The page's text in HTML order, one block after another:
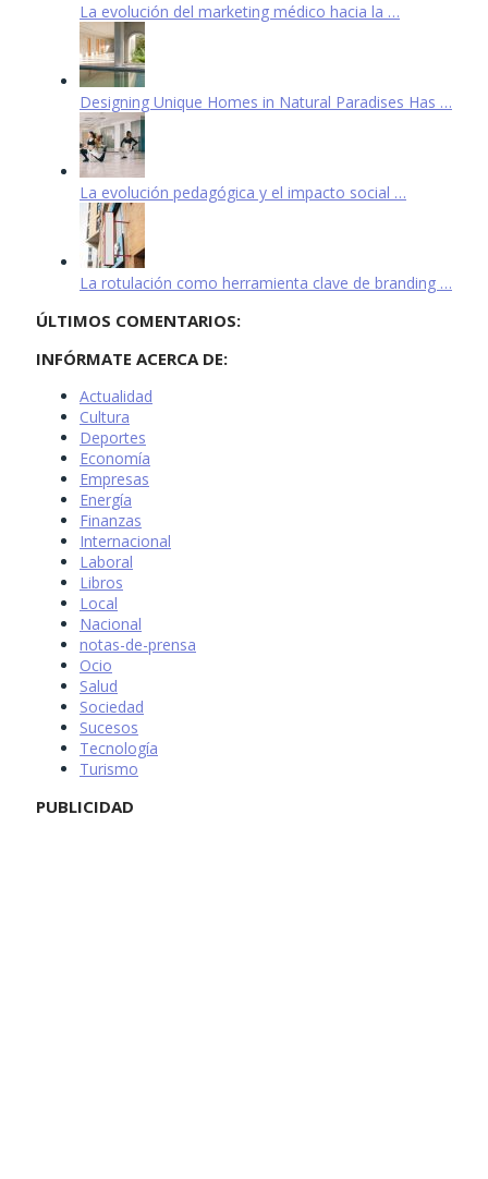
La evolución del marketing médico hacia la …
Designing Unique Homes in Natural Paradises Has …
La evolución pedagógica y el impacto social …
La rotulación como herramienta clave de branding …
ÚLTIMOS COMENTARIOS:
INFÓRMATE ACERCA DE:
Actualidad
Cultura
Deportes
Economía
Empresas
Energía
Finanzas
Internacional
Laboral
Libros
Local
Nacional
notas-de-prensa
Ocio
Salud
Sociedad
Sucesos
Tecnología
Turismo
PUBLICIDAD